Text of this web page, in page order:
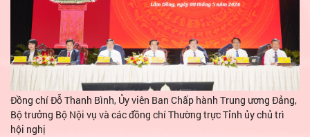
Đồng chí Đỗ Thanh Bình, Ủy viên Ban Chấp hành Trung ương Đảng,
Bộ trưởng Bộ Nội vụ và các đồng chí Thường trực Tỉnh ủy chủ trì
hội nghị